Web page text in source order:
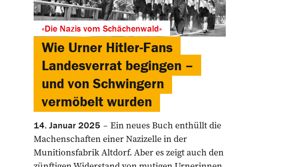
«Die Nazis vom Schächenwald»
Wie Urner Hitler-Fans
Landesverrat begingen –
und von Schwingern
vermöbelt wurden
14. Januar 2025
Ein neues Buch enthüllt die
Machenschaften einer Nazizelle in der
Munitionsfabrik Altdorf. Aber es zeigt auch den